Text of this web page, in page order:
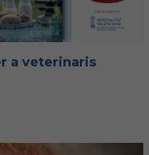
a veterinaris